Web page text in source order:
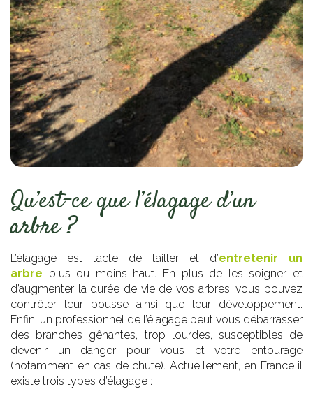
Qu’est-ce que l’élagage d’un
arbre ?
L’élagage est l’acte de tailler et d’entretenir un
arbre plus ou moins haut. En plus de les soigner et
d’augmenter la durée de vie de vos arbres, vous pouvez
contrôler leur pousse ainsi que leur développement.
Enfin, un professionnel de l’élagage peut vous débarrasser
des branches gênantes, trop lourdes, susceptibles de
devenir un danger pour vous et votre entourage
(notamment en cas de chute). Actuellement, en France il
existe trois types d’élagage :